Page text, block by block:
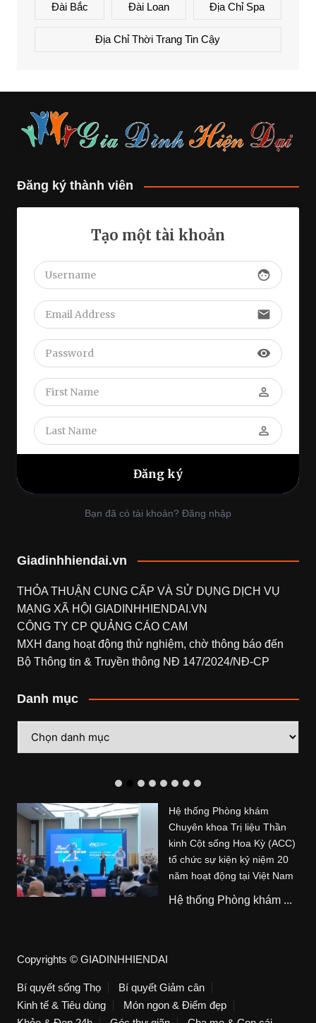
Đài Bắc Đài Loan Địa Chỉ Spa
Địa Chỉ Thời Trang Tin Cậy
Đăng ký thành viên
Tạo một tài khoản
face
email
visibility
perm_identity
perm_identity
Bạn đã có tài khoản? Đăng nhập
Giadinhhiendai.vn
THỎA THUẬN CUNG CẤP VÀ SỬ DỤNG DỊCH VỤ
MẠNG XÃ HỘI GIADINHHIENDAI.VN
CÔNG TY CP QUẢNG CÁO CAM
MXH đang hoạt động thử nghiệm, chờ thông báo đến
Bộ Thông tin & Truyền thông NĐ 147/2024/NĐ-CP
Danh mục
mục
Hệ thống Phòng khám
Chuyên khoa Trị liệu Thần
kinh Cột sống Hoa Kỳ (ACC)
tổ chức sự kiện kỷ niệm 20
năm hoạt động tại Việt Nam
Hệ thống Phòng khám ...
Copyrights © GIADINHHIENDAI
Bí quyết sống Thọ
Bí quyết Giảm cân
Kinh tế & Tiêu dùng
Món ngon & Điểm đẹp